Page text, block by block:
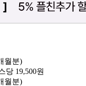
월분)
당 19,500원
월분)